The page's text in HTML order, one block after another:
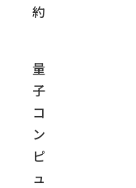
約
量
子
コ
ン
ピ
ュ